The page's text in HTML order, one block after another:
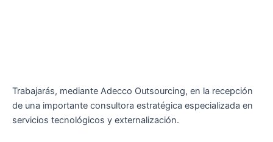
Trabajarás, mediante Adecco Outsourcing, en la recepción
de una importante consultora estratégica especializada en
servicios tecnológicos y externalización.